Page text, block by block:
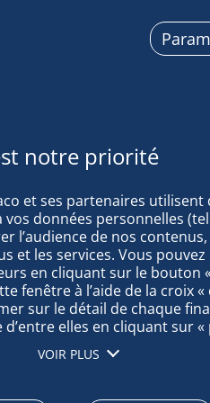
et ses partenaires utilisent
données personnelles
l’audience de nos
et les services. Vous
en cliquant sur le bouton
fenêtre à l’aide de la croix
sur le détail de chaque
elles en cliquant sur
», vous acceptez que nous
votre terminal afin d’obtenir
et déboguer, diffuser
VOIR PLUS
TAGS